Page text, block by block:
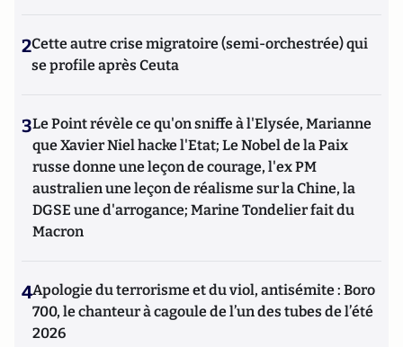
2Cette autre crise migratoire (semi-orchestrée) qui
se profile après Ceuta
3Le Point révèle ce qu'on sniffe à l'Elysée, Marianne
que Xavier Niel hacke l'Etat; Le Nobel de la Paix
russe donne une leçon de courage, l'ex PM
australien une leçon de réalisme sur la Chine, la
DGSE une d'arrogance; Marine Tondelier fait du
Macron
4Apologie du terrorisme et du viol, antisémite : Boro
700, le chanteur à cagoule de l’un des tubes de l’été
2026